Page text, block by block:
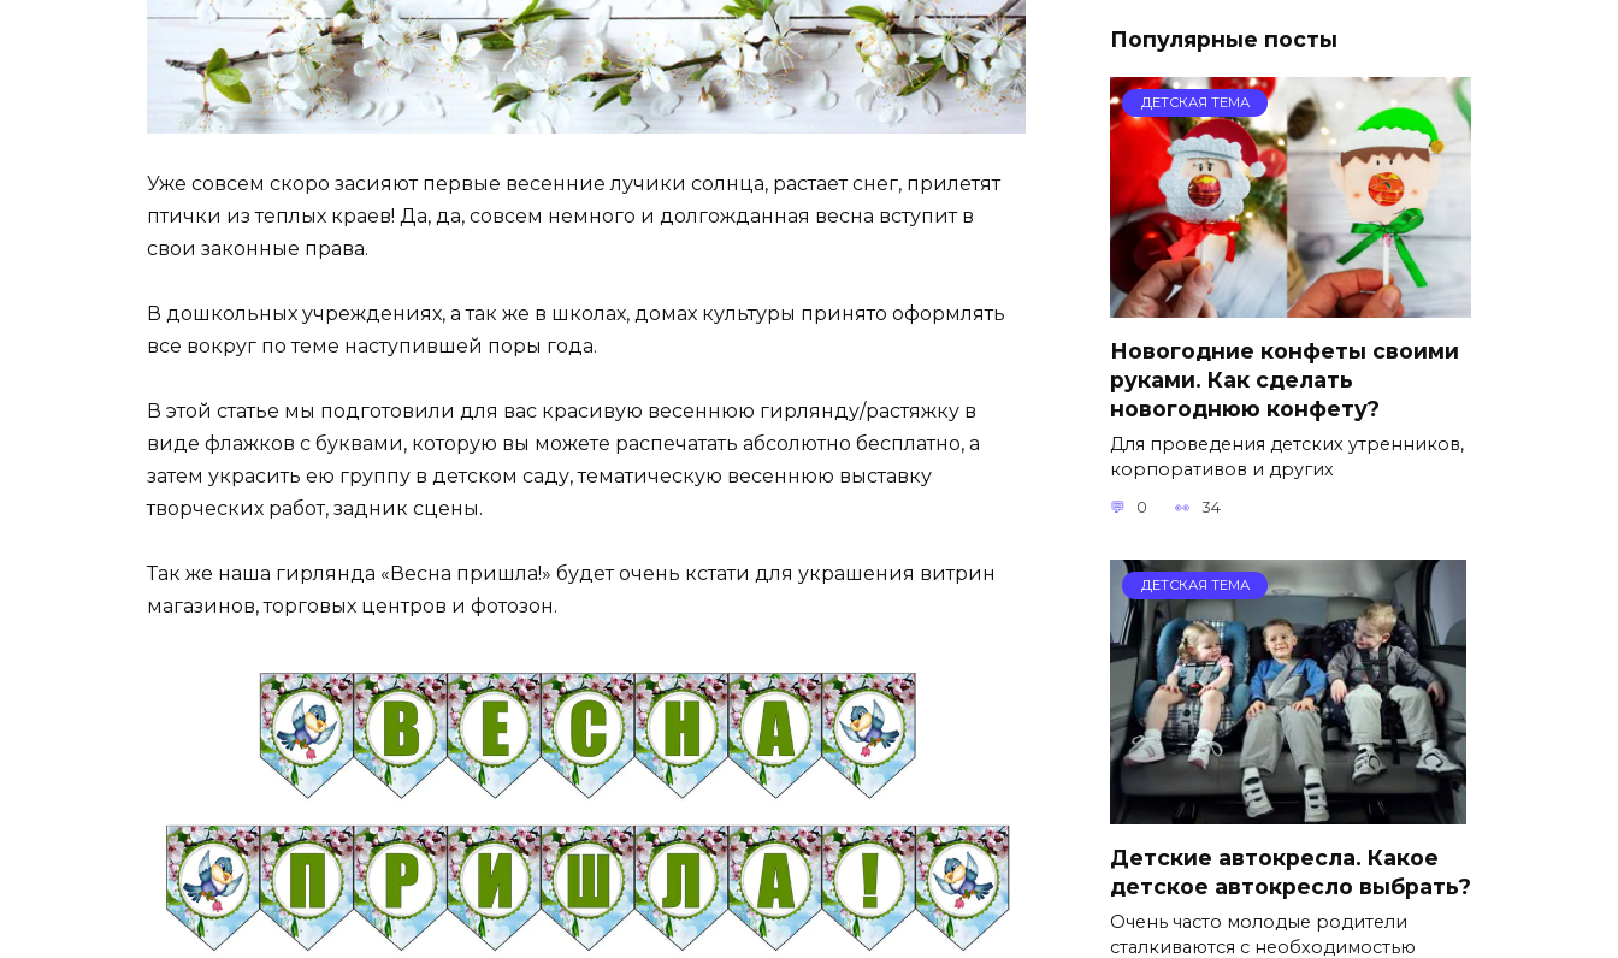
Уже совсем скоро засияют первые весенние лучики солнца, растает снег, прилетят
птички из теплых краев! Да, да, совсем немного и долгожданная весна вступит в
свои законные права.
В дошкольных учреждениях, а так же в школах, домах культуры принято оформлять
все вокруг по теме наступившей поры года.
В этой статье мы подготовили для вас красивую весеннюю гирлянду/растяжку в
виде флажков с буквами, которую вы можете распечатать абсолютно бесплатно, а
затем украсить ею группу в детском саду, тематическую весеннюю выставку
творческих работ, задник сцены.
Так же наша гирлянда «Весна пришла!» будет очень кстати для украшения витрин
магазинов, торговых центров и фотозон.
Популярные посты
ДЕТСКАЯ ТЕМА
Новогодние конфеты своими
руками. Как сделать
новогоднюю конфету?
Для проведения детских утренников,
корпоративов и других
0 34
ДЕТСКАЯ ТЕМА
Детские автокресла. Какое
детское автокресло выбрать?
Очень часто молодые родители
сталкиваются с необходимостью